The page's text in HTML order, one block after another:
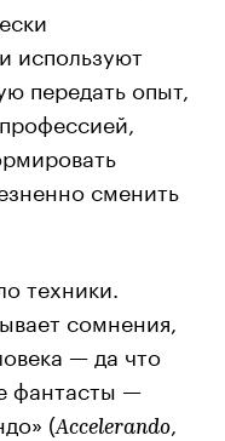
используют
передать опыт,
сменить
техники.
сомнения,
— да что
фантасты —
(Accelerando